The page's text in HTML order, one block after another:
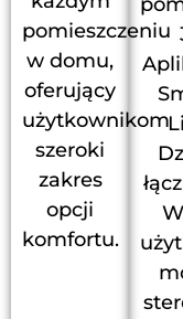
pomieszczeniu
w domu,
oferujący
użytkownikom
szeroki
zakres
opcji
komfortu.